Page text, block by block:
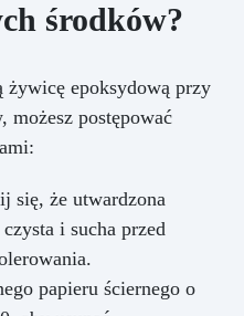
środków?
żywicę epoksydową przy
możesz postępować
się, że utwardzona
i sucha przed
papieru ściernego o